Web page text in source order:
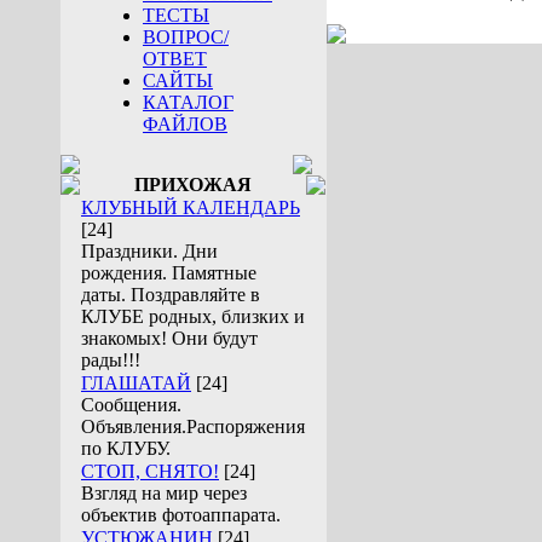
ТЕСТЫ
ВОПРОС/
ОТВЕТ
САЙТЫ
КАТАЛОГ
ФАЙЛОВ
ПРИХОЖАЯ
КЛУБНЫЙ КАЛЕНДАРЬ
[24]
Праздники. Дни
рождения. Памятные
даты. Поздравляйте в
КЛУБЕ родных, близких и
знакомых! Они будут
рады!!!
ГЛАШАТАЙ [24]
Сообщения.
Объявления.Распоряжения
по КЛУБУ.
СТОП, СНЯТО! [24]
Взгляд на мир через
объектив фотоаппарата.
УСТЮЖАНИН [24]